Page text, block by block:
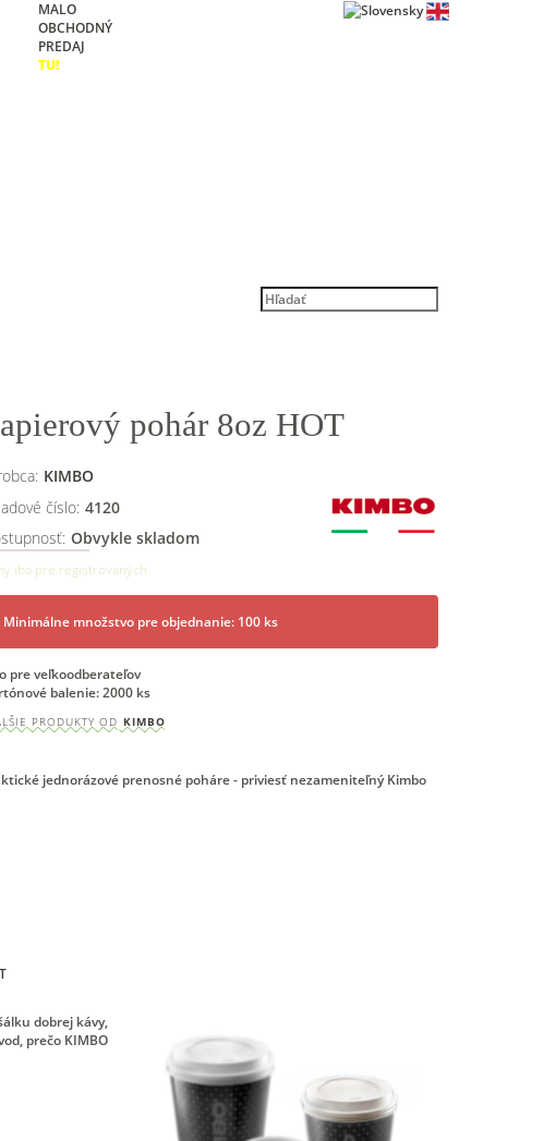
MALO
OBCHODNÝ
PREDAJ
TU!
pohár 8oz HOT
KIMBO
číslo: 4120
Obvykle skladom
iba pre registrovaných
Minimálne množstvo pre objednanie: 100 ks
pre veľkoodberateľov
balenie: 2000 ks
PRODUKTY OD KIMBO
jednorázové prenosné poháre - priviesť nezameniteľný Kimbo
dobrej kávy,
prečo KIMBO